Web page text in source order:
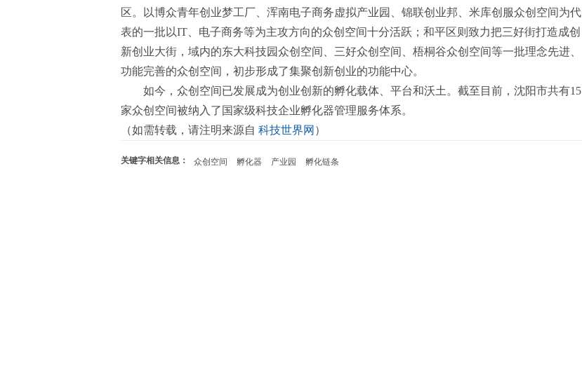
区。以博众青年创业梦工厂、浑南电子商务虚拟产业园、锦联创业邦、米库创服众创空间为代
表的一批以IT、电子商务等为主攻方向的众创空间十分活跃；和平区则致力把三好街打造成创
新创业大街，域内的东大科技园众创空间、三好众创空间、梧桐谷众创空间等一批理念先进、
功能完善的众创空间，初步形成了集聚创新创业的功能中心。
如今，众创空间已发展成为创业创新的孵化载体、平台和沃土。截至目前，沈阳市共有15
家众创空间被纳入了国家级科技企业孵化器管理服务体系。
（如需转载，请注明来源自 科技世界网 ）
关键字相关信息： 众创空间 孵化器 产业园 孵化链条